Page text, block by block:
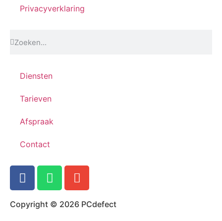
Privacyverklaring
Diensten
Tarieven
Afspraak
Contact
Copyright © 2026 PCdefect